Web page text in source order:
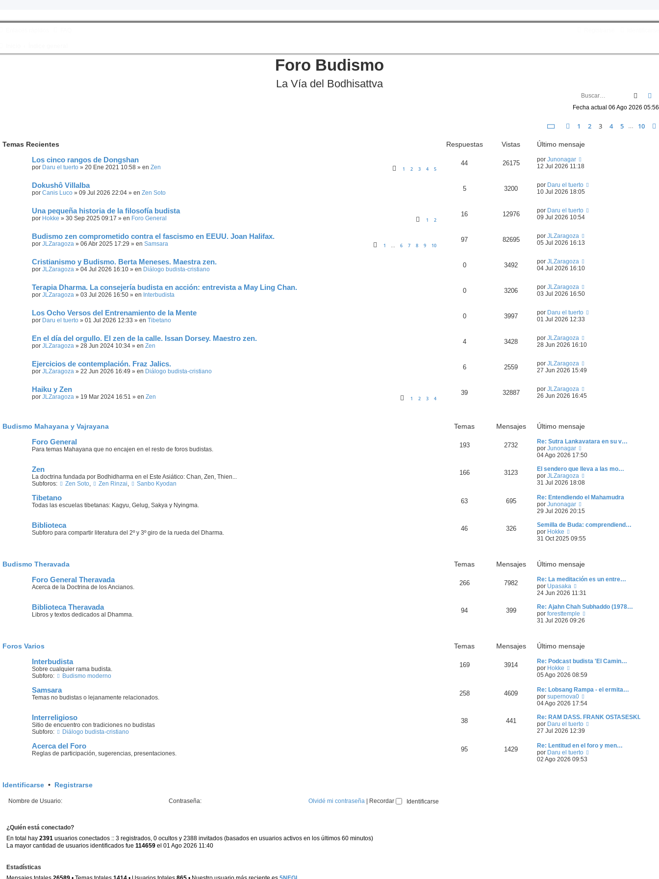
Foro Budismo
La Vía del Bodhisattva
Fecha actual 06 Ago 2026 05:56
Página3 de 10
Anterior
1 2 3 4 5 10
Temas Recientes Respuestas Vistas
Último mensaje
Los cinco rangos de Dongshan
1 2 3 4 5
por Daru el tuerto » 20 Ene 2021 10:58 » en Zen
44 26175 por Junonagar
12 Jul 2026 11:18
Dokushô Villalba
por Canis Luco » 09 Jul 2026 22:04 » en Zen Soto
5 3200 por Daru el tuerto
10 Jul 2026 18:05
Una pequeña historia de la filosofía budista
1 2
por Hokke » 30 Sep 2025 09:17 » en Foro General
16 12976 por Daru el tuerto
09 Jul 2026 10:54
Budismo zen comprometido contra el fascismo en EEUU. Joan Halifax.
1 … 6 7 8 9 10
por JLZaragoza » 06 Abr 2025 17:29 » en Samsara
97 82695 por JLZaragoza
05 Jul 2026 16:13
Cristianismo y Budismo. Berta Meneses. Maestra zen.
por JLZaragoza » 04 Jul 2026 16:10 » en Diálogo budista-cristiano
0 3492 por JLZaragoza
04 Jul 2026 16:10
Terapia Dharma. La consejería budista en acción: entrevista a May Ling Chan.
por JLZaragoza » 03 Jul 2026 16:50 » en Interbudista
0 3206 por JLZaragoza
03 Jul 2026 16:50
Los Ocho Versos del Entrenamiento de la Mente
por Daru el tuerto » 01 Jul 2026 12:33 » en Tibetano
0 3997 por Daru el tuerto
01 Jul 2026 12:33
En el día del orgullo. El zen de la calle. Issan Dorsey. Maestro zen.
por JLZaragoza » 28 Jun 2024 10:34 » en Zen
4 3428 por JLZaragoza
28 Jun 2026 16:10
Ejercicios de contemplación. Fraz Jalics.
por JLZaragoza » 22 Jun 2026 16:49 » en Diálogo budista-cristiano
6 2559 por JLZaragoza
27 Jun 2026 15:49
Haiku y Zen
1 2 3 4
por JLZaragoza » 19 Mar 2024 16:51 » en Zen
39 32887 por JLZaragoza
26 Jun 2026 16:45
Budismo Mahayana y Vajrayana Temas Mensajes
Último mensaje
Foro General
Para temas Mahayana que no encajen en el resto de foros budistas.
193 2732
Re: Sutra Lankavatara en su v…
por Junonagar
e
ú
l
t
m
m
n
a
04 Ago 2026 17:50
Zen
La doctrina fundada por Bodhidharma en el Este Asiático: Chan, Zen, Thien...
Subforos:
Zen Soto, Zen Rinzai Sanbo Kyodan
166 3123
El sendero que lleva a las mo…
por JLZaragoza
ú
m
e
31 Jul 2026 18:08
Tibetano
Todas las escuelas tibetanas: Kagyu, Gelug, Sakya y Nyingma.
63 695
Re: Entendiendo el Mahamudra
por Junonagar
e
ú
t
m
n
a
e
29 Jul 2026 20:15
Biblioteca
Subforo para compartir literatura del 2º y 3º giro de la rueda del Dharma.
46 326
Semilla de Buda: comprendiend…
por Hokke
e
t
m
o
m
n
s
a
31 Oct 2025 09:55
Budismo Theravada Temas Mensajes
Último mensaje
Foro General Theravada
Acerca de la Doctrina de los Ancianos.
266 7982
Re: La meditación es un entre…
por Upasaka
e
ú
l
t
m
n
a
e
24 Jun 2026 11:31
Biblioteca Theravada
Libros y textos dedicados al Dhamma.
94 399
Re: Ajahn Chah Subhaddo (1978…
por foresttemple
m
n
e
31 Jul 2026 09:26
Foros Varios Temas Mensajes
Último mensaje
Interbudista
Sobre cualquier rama budista.
Subforo:
Budismo moderno
169 3914
Re: Podcast budista 'El Camin…
por Hokke
e
ú
l
t
m
o
m
n
s
a
j
05 Ago 2026 08:59
Samsara
Temas no budistas o lejanamente relacionados.
258 4609
Re: Lobsang Rampa - el ermita…
por supernova0
e
ú
l
m
o
m
04 Ago 2026 17:54
Interreligioso
Sitio de encuentro con tradiciones no budistas
Subforo:
Diálogo budista-cristiano
38 441
Re: RAM DASS. FRANK OSTASESKI.
por Daru el tuerto
ú
27 Jul 2026 12:39
Acerca del Foro
Reglas de participación, sugerencias, presentaciones.
95 1429
Re: Lentitud en el foro y men…
por Daru el tuerto
02 Ago 2026 09:53
Identificarse • Registrarse
Nombre de Usuario: Contraseña: Olvidé mi contraseña | Recordar
¿Quién está conectado?
En total hay 2391 usuarios conectados :: 3 registrados, 0 ocultos y 2388 invitados (basados en usuarios activos en los últimos 60 minutos)
La mayor cantidad de usuarios identificados fue 114659 el 01 Ago 2026 11:40
Estadísticas